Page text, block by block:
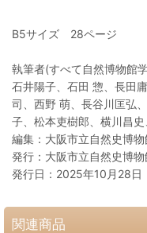
B5サイズ 28ページ
執筆者(すべて自然博物館
石井陽子、石田 惣、長田
司、西野 萌、長谷川匡弘
子、松本吏樹郎、横川昌
編集：大阪市立自然史博物
発行：大阪市立自然史博物
発行日：2025年10月28日
関連商品